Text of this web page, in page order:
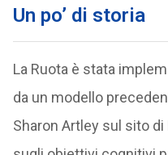
Un po’ di storia
La Ruota è stata
da un modello
Sharon Artley sul sito